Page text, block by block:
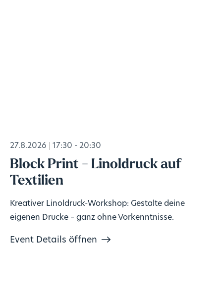
27.8.2026 17:30 - 20:30
Block Print - Linoldruck auf
Textilien
Kreativer Linoldruck-Workshop: Gestalte deine
eigenen Drucke – ganz ohne Vorkenntnisse.
Event Details öffnen